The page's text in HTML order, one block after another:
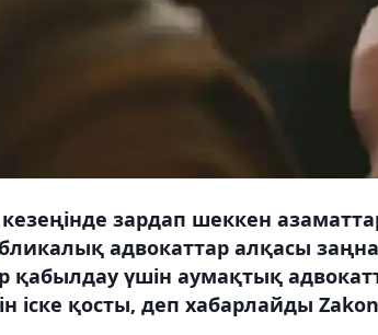
зардап шеккен
адвокаттар алқасы
қабылдау үшін аумақтық
іске қосты, деп хабарлайды